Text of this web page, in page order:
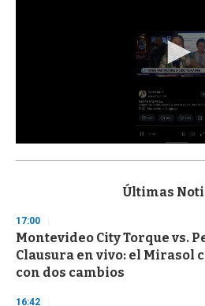
s
d
s
o
f
3
s
Últimas
17:00
Montevideo City Torque vs.
Clausura en vivo: el Mirasol
con dos cambios
16:42